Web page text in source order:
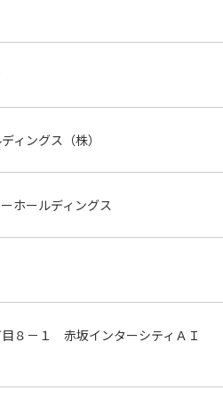
ィングス（株）
ホールディングス
８－１ 赤坂インターシティＡＩ